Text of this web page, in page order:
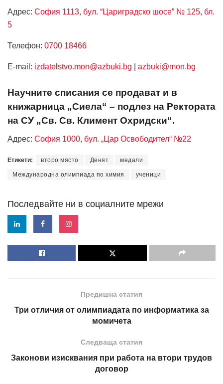
Адрес: София 1113, бул. “Цариградско шосе” № 125, бл.
5
Телефон: 0700 18466
Е-mail: izdatelstvo.mon@azbuki.bg azbuki@mon.bg
Научните списания се продават и в
книжарница „Сиела“ – подлез на Ректората
на СУ „Св. Св. Климент Охридски“.
Адрес: София 1000, бул. „Цар Освободител“ №22
Етикети: второ място Денят медали
Международна олимпиада по химия ученици
Последвайте ни в социалните мрежи
Предишна статия
Три отличия от олимпиадата по информатика за
момичета
Следваща статия
Законови изисквания при работа на втори трудов
договор